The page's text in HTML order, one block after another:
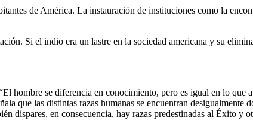
de América. La instauración de instituciones como la
Si el indio era un lastre en la sociedad americana y su
se diferencia en conocimiento, pero es igual en lo que
que las distintas razas humanas se encuentran desigualmente
dispares, en consecuencia, hay razas predestinadas al Éxito y